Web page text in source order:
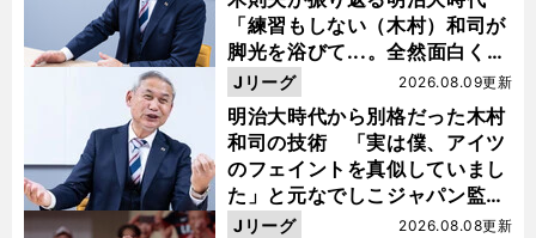
「練習もしない（木村）和司が
脚光を浴びて...。全然面白くな
い４年間でした」
明治大時代から別格だった木村
和司の技術 「実は僕、アイツ
のフェイントを真似していまし
た」と元なでしこジャパン監
督・佐々木則夫
2026.08.09更新
Jリーグ
2026.08.08更新
Jリーグ